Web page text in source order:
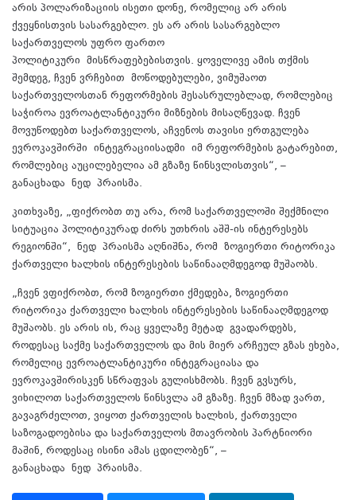
არის პოლარიზაციის ისეთი დონე, რომელიც არ არის
ქვეყნისთვის სასარგებლო. ეს არ არის სასარგებლო
საქართველოს უფრო ფართო
პოლიტიკური მისწრაფებებისთვის. ყოველივე ამის თქმის
შემდეგ, ჩვენ ვრჩებით მოწოდებულები, ვიმუშაოთ
საქართველოსთან რეფორმების შესასრულებლად, რომლებიც
საჭიროა ევროატლანტიკური მიზნების მისაღწევად. ჩვენ
მოვუწოდებთ საქართველოს, აჩვენოს თავისი ერთგულება
ევროკავშირში ინტეგრაციისადმი იმ რეფორმების გატარებით,
რომლებიც აუცილებელია ამ გზაზე წინსვლისთვის“, –
განაცხადა ნედ პრაისმა.
კითხვაზე, „ფიქრობთ თუ არა, რომ საქართველოში შექმნილი
სიტუაცია პოლიტიკურად ძირს უთხრის აშშ-ის ინტერესებს
რეგიონში“, ნედ პრაისმა აღნიშნა, რომ ზოგიერთი რიტორიკა
ქართველი ხალხის ინტერესების საწინააღმდეგოდ მუშაობს.
„ჩვენ ვფიქრობთ, რომ ზოგიერთი ქმედება, ზოგიერთი
რიტორიკა ქართველი ხალხის ინტერესების საწინააღმდეგოდ
მუშაობს. ეს არის ის, რაც ყველაზე მეტად გვადარდებს,
როდესაც საქმე საქართველოს და მის მიერ არჩეულ გზას ეხება,
რომელიც ევროატლანტიკური ინტეგრაციასა და
ევროკავშირისკენ სწრაფვას გულისხმობს. ჩვენ გვსურს,
ვიხილოთ საქართველოს წინსვლა ამ გზაზე. ჩვენ მზად ვართ,
გავაგრძელოთ, ვიყოთ ქართველის ხალხის, ქართველი
საზოგადოებისა და საქართველოს მთავრობის პარტნიორი
მაშინ, როდესაც ისინი ამას ცდილობენ“, –
განაცხადა ნედ პრაისმა.